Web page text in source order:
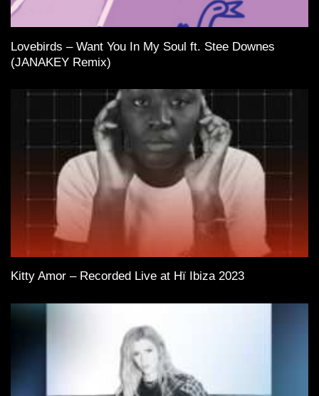
Lovebirds – Want You In My Soul ft. Stee Downes
(JANAKEY Remix)
Kitty Amor – Recorded Live at Hï Ibiza 2023